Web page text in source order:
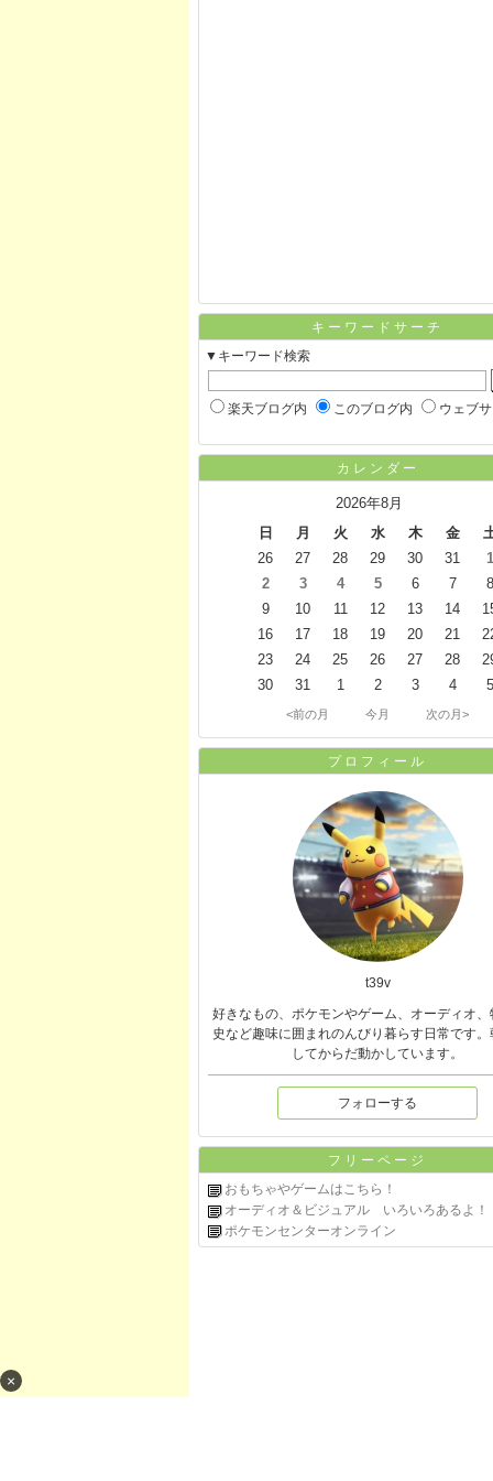
×
キーワードサーチ
▼キーワード検索
楽天ブログ内 このブログ内 ウェブ
カレンダー
2026年8月
日
月 火 水 木 金
26
27 28 29 30 31
1
2
3 4 5 6 7
8
9
10 11 12 13 14
16
17 18 19 20 21
23
24 25 26 27 28
30
31 1 2 3 4 5
<前の月 今月 次の月>
プロフィール
t39v
好きなもの、ポケモンやゲーム、オーディオ、
史など趣味に囲まれのんびり暮らす日常です
してからだ動かしています。
フォローする
フリーページ
おもちゃやゲームはこちら！
オーディオ＆ビジュアル いろいろあるよ！
ポケモンセンターオンライン